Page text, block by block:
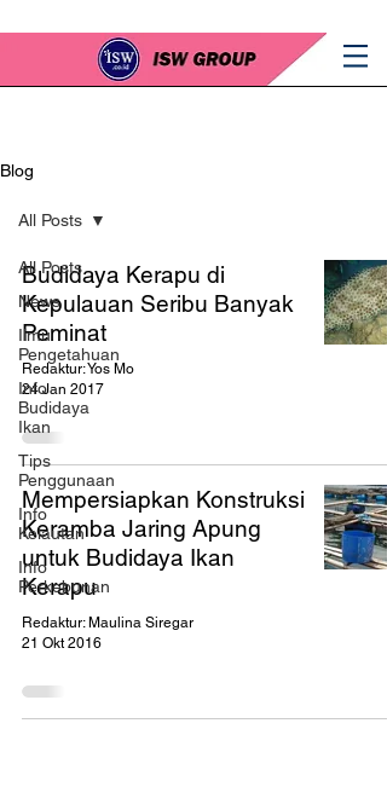
Blog
All Posts
News
Ilmu
Pengetahuan
Info
Budidaya
Ikan
Tips
Penggunaan
Info
Kelautan
Info
Perkebunan
All Posts
Budidaya Kerapu di
Kepulauan Seribu Banyak
Peminat
Redaktur: Yos Mo
24 Jan 2017
Mempersiapkan Konstruksi
Keramba Jaring Apung
untuk Budidaya Ikan
Kerapu
Redaktur: Maulina Siregar
21 Okt 2016